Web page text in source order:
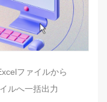
ファイルから
ルへ一括出力